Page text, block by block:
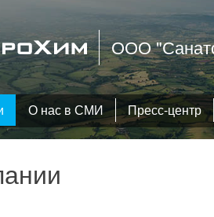
ООО
О нас в СМИ Пресс-центр